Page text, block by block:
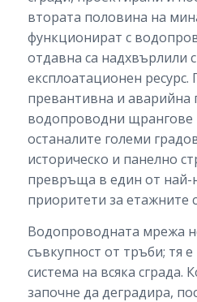
втората половина на
функционират с
отдавна са надхвърлили
експлоатационен
превантивна и аварийна
водопроводни щрангове
останалите големи
историческо и панелно
превръща в един от
приоритети за етажните
Водопроводната мрежа
съвкупност от тръби; тя
система на всяка сграда.
започне да деградира,